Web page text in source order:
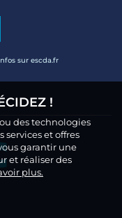
sur escda.fr
!
des technologies
services et offres
garantir une
et réaliser des
plus.